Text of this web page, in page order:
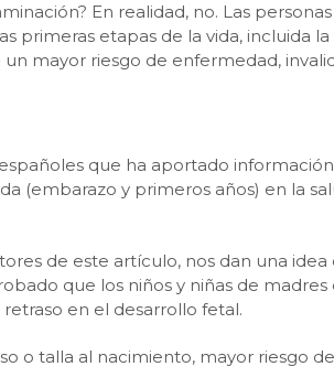
En realidad, no. Las
primeras etapas de la vida, incluida
mayor riesgo de enfermedad,
que ha aportado
(embarazo y primeros años) en la
de este artículo, nos dan una
que los niños y niñas de
en el desarrollo fetal.
o talla al nacimiento, mayor riesgo